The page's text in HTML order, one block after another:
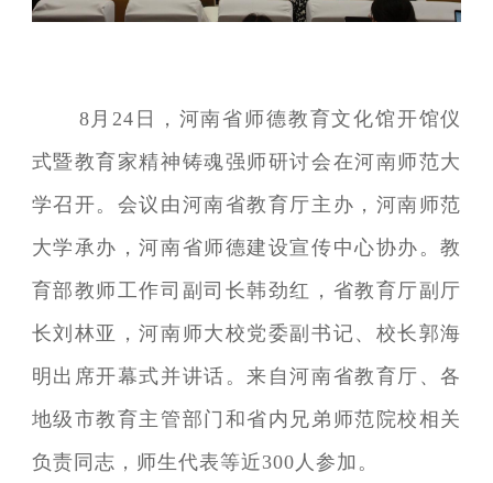
8月24日，河南省师德教育文化馆开馆仪
式暨教育家精神铸魂强师研讨会在河南师范大
学召开。会议由河南省教育厅主办，河南师范
大学承办，河南省师德建设宣传中心协办。教
育部教师工作司副司长韩劲红，省教育厅副厅
长刘林亚，河南师大校党委副书记、校长郭海
明出席开幕式并讲话。来自河南省教育厅、各
地级市教育主管部门和省内兄弟师范院校相关
负责同志，师生代表等近300人参加。